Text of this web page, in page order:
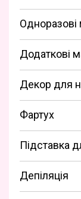
Одноразові
Додаткові
Декор для
Фартух
Підставка
Депіляція